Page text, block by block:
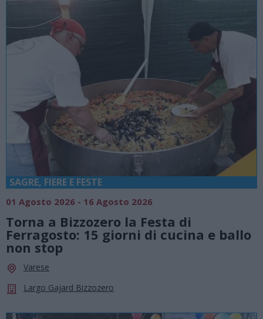
SAGRE, FIERE E FESTE
01 Agosto 2026 - 16 Agosto 2026
Torna a Bizzozero la Festa di
Ferragosto: 15 giorni di cucina e ballo
non stop
Varese
Largo Gajard Bizzozero